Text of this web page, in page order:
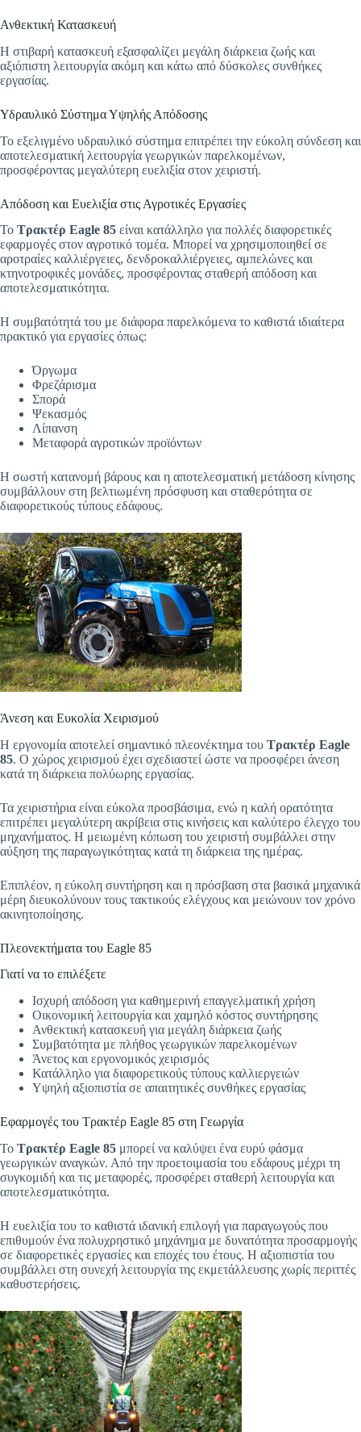
Ανθεκτική Κατασκευή
Η στιβαρή κατασκευή εξασφαλίζει μεγάλη διάρκεια ζωής και
αξιόπιστη λειτουργία ακόμη και κάτω από δύσκολες συνθήκες
εργασίας.
Υδραυλικό Σύστημα Υψηλής Απόδοσης
Το εξελιγμένο υδραυλικό σύστημα επιτρέπει την εύκολη σύνδεση και
αποτελεσματική λειτουργία γεωργικών παρελκομένων,
προσφέροντας μεγαλύτερη ευελιξία στον χειριστή.
Απόδοση και Ευελιξία στις Αγροτικές Εργασίες
Το Τρακτέρ Eagle 85 είναι κατάλληλο για πολλές διαφορετικές
εφαρμογές στον αγροτικό τομέα. Μπορεί να χρησιμοποιηθεί σε
αροτραίες καλλιέργειες, δενδροκαλλιέργειες, αμπελώνες και
κτηνοτροφικές μονάδες, προσφέροντας σταθερή απόδοση και
αποτελεσματικότητα.
Η συμβατότητά του με διάφορα παρελκόμενα το καθιστά ιδιαίτερα
πρακτικό για εργασίες όπως:
Όργωμα
Φρεζάρισμα
Σπορά
Ψεκασμός
Λίπανση
Μεταφορά αγροτικών προϊόντων
Η σωστή κατανομή βάρους και η αποτελεσματική μετάδοση κίνησης
συμβάλλουν στη βελτιωμένη πρόσφυση και σταθερότητα σε
διαφορετικούς τύπους εδάφους.
Άνεση και Ευκολία Χειρισμού
Η εργονομία αποτελεί σημαντικό πλεονέκτημα του Τρακτέρ Eagle
85. Ο χώρος χειρισμού έχει σχεδιαστεί ώστε να προσφέρει άνεση
κατά τη διάρκεια πολύωρης εργασίας.
Τα χειριστήρια είναι εύκολα προσβάσιμα, ενώ η καλή ορατότητα
επιτρέπει μεγαλύτερη ακρίβεια στις κινήσεις και καλύτερο έλεγχο του
μηχανήματος. Η μειωμένη κόπωση του χειριστή συμβάλλει στην
αύξηση της παραγωγικότητας κατά τη διάρκεια της ημέρας.
Επιπλέον, η εύκολη συντήρηση και η πρόσβαση στα βασικά μηχανικά
μέρη διευκολύνουν τους τακτικούς ελέγχους και μειώνουν τον χρόνο
ακινητοποίησης.
Πλεονεκτήματα του Eagle 85
Γιατί να το επιλέξετε
Ισχυρή απόδοση για καθημερινή επαγγελματική χρήση
Οικονομική λειτουργία και χαμηλό κόστος συντήρησης
Ανθεκτική κατασκευή για μεγάλη διάρκεια ζωής
Συμβατότητα με πλήθος γεωργικών παρελκομένων
Άνετος και εργονομικός χειρισμός
Κατάλληλο για διαφορετικούς τύπους καλλιεργειών
Υψηλή αξιοπιστία σε απαιτητικές συνθήκες εργασίας
Εφαρμογές του Τρακτέρ Eagle 85 στη Γεωργία
Το Τρακτέρ Eagle 85 μπορεί να καλύψει ένα ευρύ φάσμα
γεωργικών αναγκών. Από την προετοιμασία του εδάφους μέχρι τη
συγκομιδή και τις μεταφορές, προσφέρει σταθερή λειτουργία και
αποτελεσματικότητα.
Η ευελιξία του το καθιστά ιδανική επιλογή για παραγωγούς που
επιθυμούν ένα πολυχρηστικό μηχάνημα με δυνατότητα προσαρμογής
σε διαφορετικές εργασίες και εποχές του έτους. Η αξιοπιστία του
συμβάλλει στη συνεχή λειτουργία της εκμετάλλευσης χωρίς περιττές
καθυστερήσεις.